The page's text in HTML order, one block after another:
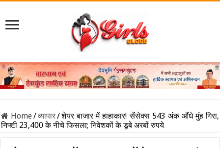
Home/व्यापार/शेयर बाजार में हाहाकार! सेंसेक्स 543 अंक औंधे मुंह गिरा,
निफ्टी 23,400 के नीचे फिसला; निवेशकों के डूबे अरबों रुपये